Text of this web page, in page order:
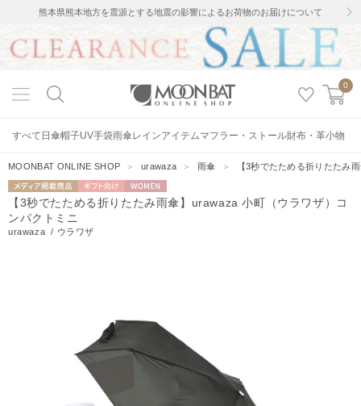
熊本県熊本地方を震源とする地震の影響によるお荷物のお届けについて
0
すべて 日傘帽子UV手袋雨傘レインアイテムマフラー・ストール財布・革小物
MOONBAT ONLINE SHOP ＞urawaza ＞雨傘 ＞ 【3秒でたためる折りたたみ
メディア掲載
商品
ギフト向
け
WOMEN
【3秒でたためる折りたたみ雨傘】urawaza 小町（ウラワザ）コ
ンパクトミニ
urawaza / ウラワザ